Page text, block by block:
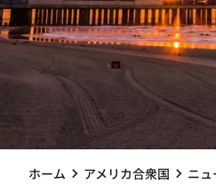
ホーム アメリカ合衆国 ニ